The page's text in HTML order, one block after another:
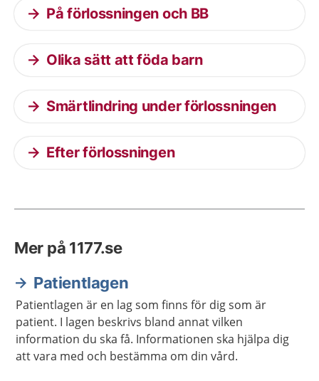
På förlossningen och BB
Olika sätt att föda barn
Smärtlindring under förlossningen
Efter förlossningen
Mer på 1177.se
Patientlagen
Patientlagen är en lag som finns för dig som är
patient. I lagen beskrivs bland annat vilken
information du ska få. Informationen ska hjälpa dig
att vara med och bestämma om din vård.